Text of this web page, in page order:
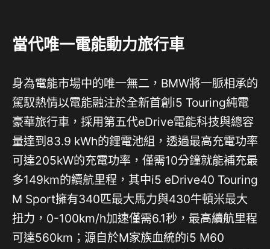
當代唯一電能動力旅行車
身為電能市場中的唯一無二，BMW將一脈相承的
駕馭熱情以電能融注於全新首創i5 Touring純電
豪華旅行車，採用第五代eDrive電能科技與總容
量達到83.9 kWh的鋰電池組，透過最高充電功率
可達205kW的充電功率，僅需10分鐘就能補充最
多149km的續航里程，其中i5 eDrive40 Touring
M Sport擁有340匹最大馬力與430牛頓米最大
扭力，0-100km/h加速僅需6.1秒，最高續航里程
可達560km；源自於M家族血統的i5 M60